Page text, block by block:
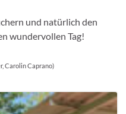
und natürlich den
wundervollen Tag!
Carolin Caprano)